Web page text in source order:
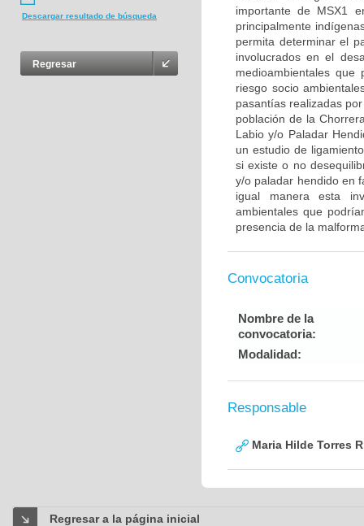
Descargar resultado de búsqueda
Regresar
importante de MSX1
principalmente
permita determinar el
involucrados en el
medioambientales
riesgo socio
pasantías realizadas
población de la
Labio y/o Paladar
un estudio de
si existe o no
y/o paladar hendido en
igual manera esta
ambientales que
presencia de la
Convocatoria
Nombre de la
convocatoria:
Modalidad:
Responsable
Maria Hilde Torres
Regresar a la página inicial